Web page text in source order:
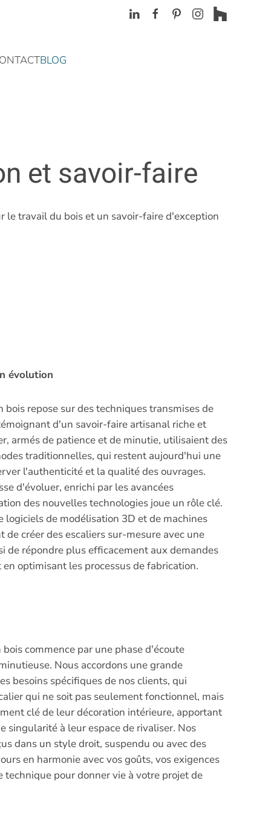
BLOG
et savoir-faire
le travail du bois et un savoir-faire d'exception
évolution
bois repose sur des techniques transmises de
d'un savoir-faire artisanal riche et
armés de patience et de minutie, utilisaient des
traditionnelles, qui restent aujourd'hui une
l'authenticité et la qualité des ouvrages.
d'évoluer, enrichi par les avancées
des nouvelles technologies joue un rôle clé.
logiciels de modélisation 3D et de machines
de créer des escaliers sur-mesure avec une
de répondre plus efficacement aux demandes
optimisant les processus de fabrication.
commence par une phase d'écoute
Nous accordons une grande
besoins spécifiques de nos clients, qui
qui ne soit pas seulement fonctionnel, mais
clé de leur décoration intérieure, apportant
singularité à leur espace de rivaliser. Nos
dans un style droit, suspendu ou avec des
en harmonie avec vos goûts, vos exigences
pour donner vie à votre projet de